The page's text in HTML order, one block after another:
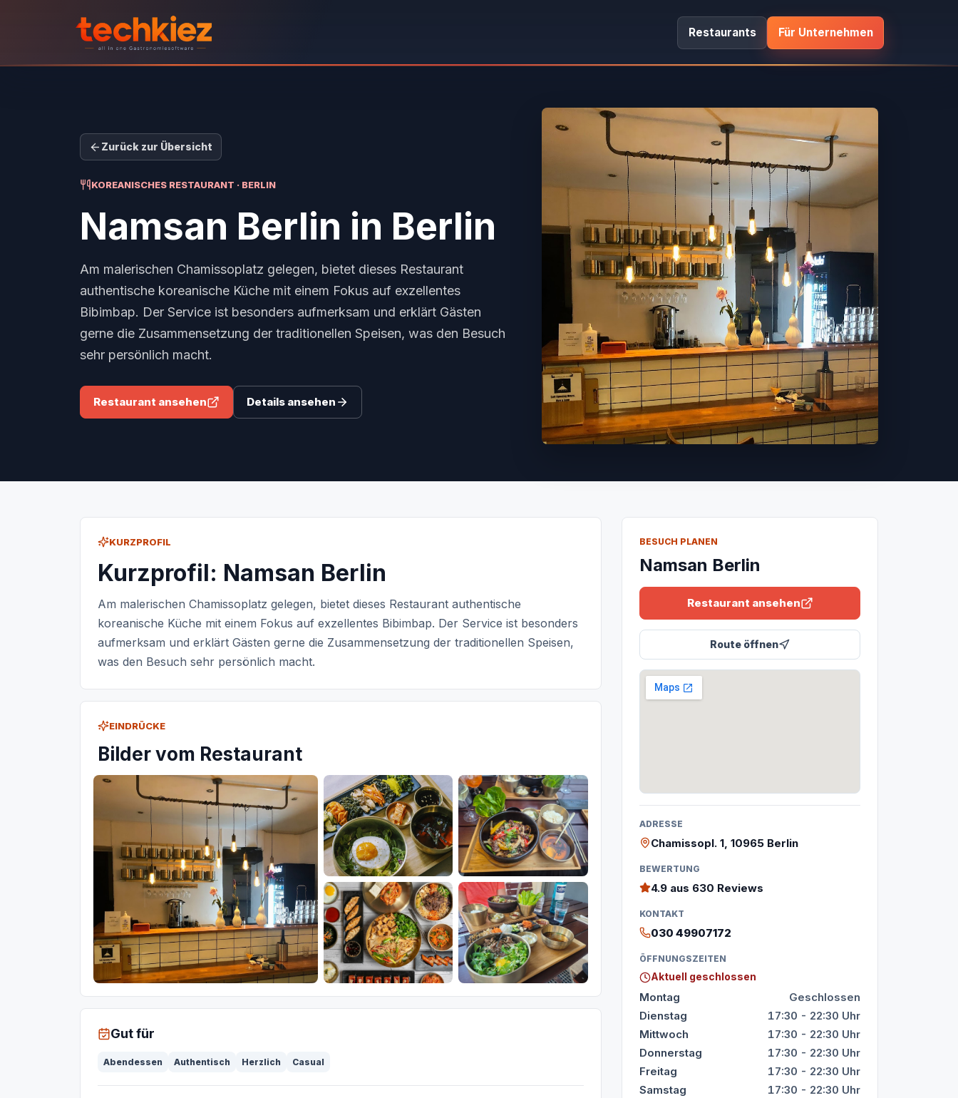
Restaurants Für Unternehmen
Zurück zur Übersicht
KOREANISCHES RESTAURANT · BERLIN
Namsan Berlin in Berlin
Am malerischen Chamissoplatz gelegen, bietet dieses Restaurant
authentische koreanische Küche mit einem Fokus auf exzellentes
Bibimbap. Der Service ist besonders aufmerksam und erklärt Gästen
gerne die Zusammensetzung der traditionellen Speisen, was den Besuch
sehr persönlich macht.
Restaurant ansehen Details ansehen
KURZPROFIL
Kurzprofil: Namsan Berlin
Am malerischen Chamissoplatz gelegen, bietet dieses Restaurant authentische
koreanische Küche mit einem Fokus auf exzellentes Bibimbap. Der Service ist besonders
aufmerksam und erklärt Gästen gerne die Zusammensetzung der traditionellen Speisen,
was den Besuch sehr persönlich macht.
EINDRÜCKE
Bilder vom Restaurant
Gut für
Abendessen Authentisch Herzlich Casual
BESUCH PLANEN
Namsan Berlin
Restaurant ansehen
Route öffnen
ADRESSE
Chamissopl. 1, 10965 Berlin
BEWERTUNG
4.9 aus 630 Reviews
KONTAKT
030 49907172
ÖFFNUNGSZEITEN
Aktuell geschlossen
Montag
Geschlossen
Dienstag
17:30 - 22:30 Uhr
Mittwoch
17:30 - 22:30 Uhr
Donnerstag
17:30 - 22:30 Uhr
Freitag
17:30 - 22:30 Uhr
Samstag
17:30 - 22:30 Uhr